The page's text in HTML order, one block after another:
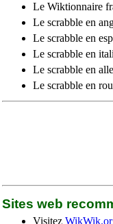
Le Wiktionnaire
Le scrabble en
Le scrabble en
Le scrabble en
Le scrabble en
Le scrabble en
Sites web
Visitez